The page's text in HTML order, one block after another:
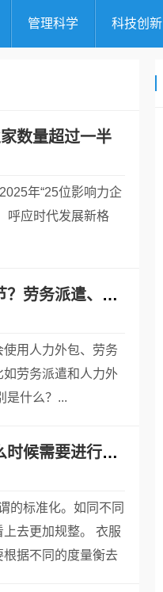
管理科学 科技创新
数量超过一半
年“25位影响力企
呼应时代发展新格
企业第三方人力用工管理流程包括哪些步骤环节？劳务派遣、人力外包的管理流程和注意事项
用人力外包、劳务
劳务派遣和人力外
是什么？...
企业的岗位体系、权限体系在什么情况下和什么时候需要进行调整
的标准化。如同不同
去更加规整。 衣服
据不同的度量衡去